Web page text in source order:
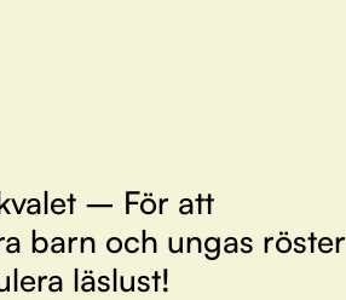
– För att
barn och ungas röster
läslust!